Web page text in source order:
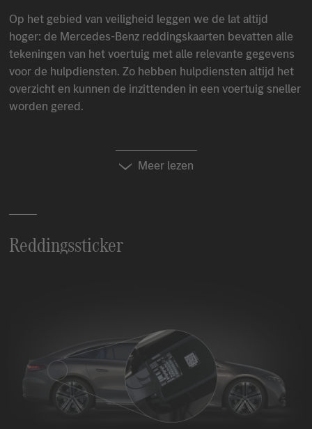
Op het gebied van veiligheid leggen we de lat altijd
hoger: de Mercedes-Benz reddingskaarten bevatten alle
tekeningen van het voertuig met alle relevante gegevens
voor de hulpdiensten. Zo hebben hulpdiensten altijd het
overzicht en kunnen de inzittenden in een voertuig sneller
worden gered.
Meer lezen
Reddingssticker